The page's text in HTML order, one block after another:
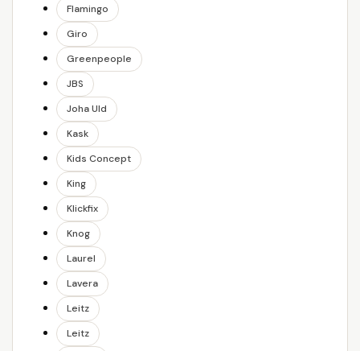
Flamingo
Giro
Greenpeople
JBS
Joha Uld
Kask
Kids Concept
King
Klickfix
Knog
Laurel
Lavera
Leitz
Leitz